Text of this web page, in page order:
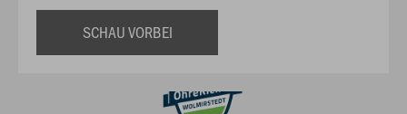
SCHAU VORBEI